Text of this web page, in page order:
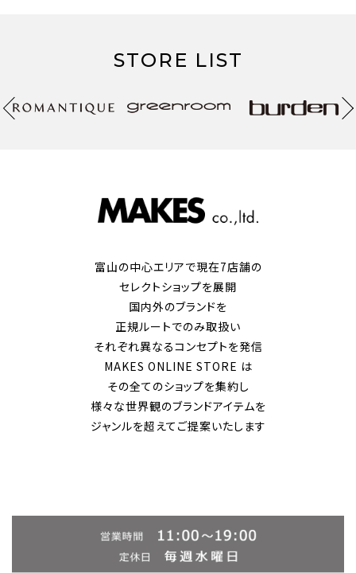
STORE LIST
富山の中心エリアで現在7店舗の
セレクトショップを展開
国内外のブランドを
正規ルートでのみ取扱い
それぞれ異なるコンセプトを発信
MAKES ONLINE STORE は
その全てのショップを集約し
様々な世界観のブランドアイテムを
ジャンルを超えてご提案いたします